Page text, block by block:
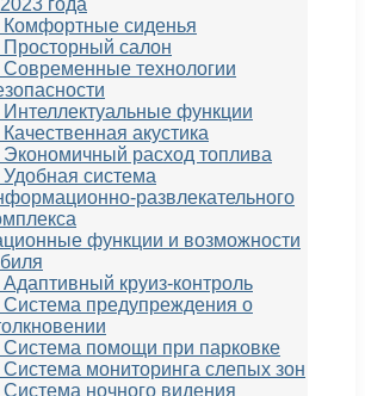
года
Комфортные сиденья
Просторный салон
Современные технологии
Интеллектуальные функции
акустика
Экономичный расход топлива
Удобная система
развлекательного
функции и возможности
Адаптивный круиз-контроль
Система предупреждения о
Система помощи при парковке
Система мониторинга слепых зон
Система ночного видения